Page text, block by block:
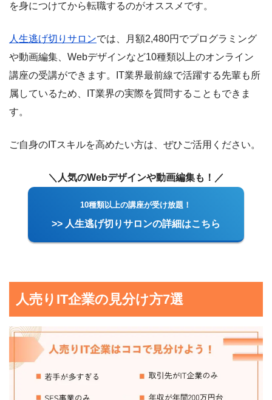
を身につけてから転職するのがオススメです。
人生逃げ切りサロンでは、月額2,480円でプログラミング
や動画編集、Webデザインなど10種類以上のオンライン
講座の受講ができます。IT業界最前線で活躍する先輩も所
属しているため、IT業界の実際を質問することもできま
す。
ご自身のITスキルを高めたい方は、ぜひご活用ください。
＼人気のWebデザインや動画編集も！／
10種類以上の講座が受け放題！
>> 人生逃げ切りサロンの詳細はこちら
人売りIT企業の見分け方7選